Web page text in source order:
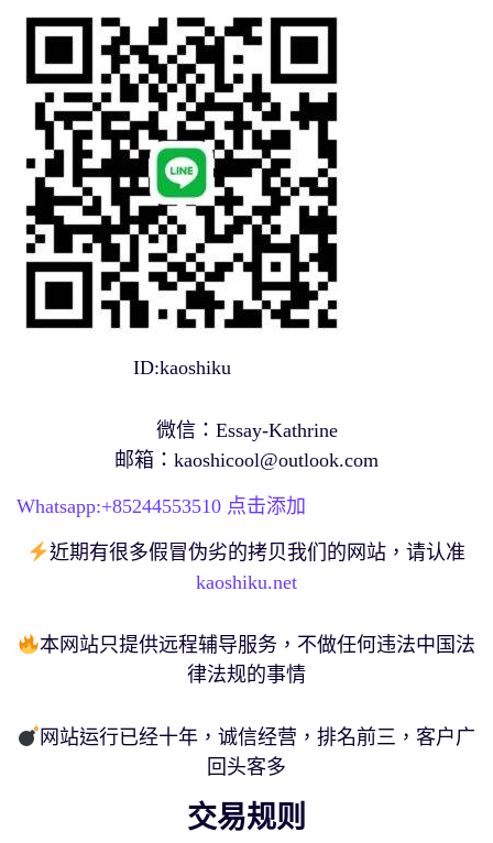
ID:kaoshiku
微信：Essay-Kathrine
邮箱： kaoshicool@outlook.com
Whatsapp:+85244553510 点击添加
近期有很多假冒伪劣的拷贝我们的网站，请认准
kaoshiku.net
本网站只提供远程辅导服务，不做任何违法中国法
律法规的事情
网站运行已经十年，诚信经营，排名前三，客户广
回头客多
交易规则